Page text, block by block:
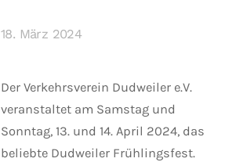
18. März 2024
Der Verkehrsverein Dudweiler e.V.
veranstaltet am Samstag und
Sonntag, 13. und 14. April 2024, das
beliebte Dudweiler Frühlingsfest.